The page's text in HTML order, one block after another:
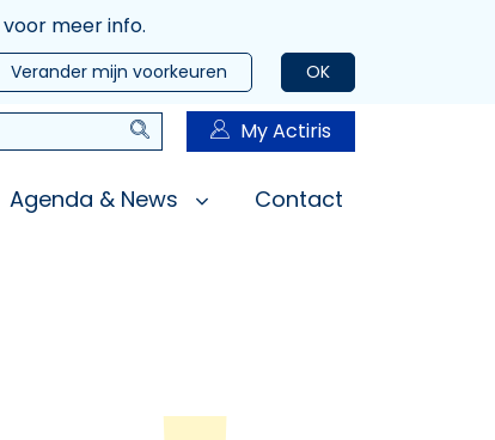
voor meer info.
OK
Verander mijn voorkeuren
Zoeken My Actiris
Agenda & News Contact